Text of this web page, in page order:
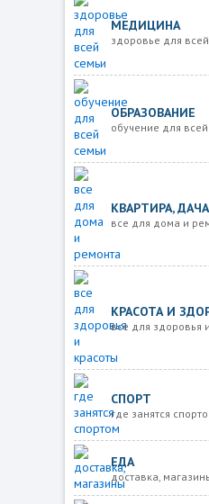
МЕДИЦИНА
здоровье для
ОБРАЗОВАНИЕ
обучение для
КВАРТИРА,
все для дома и
КРАСОТА И
все для здоровья
СПОРТ
где занятся
ЕДА
доставка,